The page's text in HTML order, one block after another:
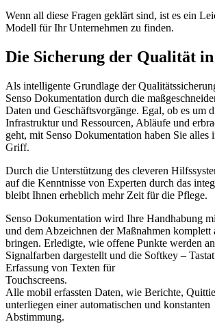
Wenn all diese Fragen geklärt sind, ist es ein
Modell für Ihr Unternehmen zu finden.
Die Sicherung der Qualität
Als intelligente Grundlage der
Senso Dokumentation durch die
Daten und Geschäftsvorgänge. Egal, ob es um
Infrastruktur und Ressourcen, Abläufe und
geht, mit Senso Dokumentation haben Sie
Griff.
Durch die Unterstützung des cleveren
auf die Kenntnisse von Experten durch das
bleibt Ihnen erheblich mehr Zeit für die Pflege.
Senso Dokumentation wird Ihre Handhabung
und dem Abzeichnen der Maßnahmen komplett
bringen. Erledigte, wie offene Punkte werden
Signalfarben dargestellt und die Softkey –
Erfassung von Texten für
Alle mobil erfassten Daten, wie Berichte,
unterliegen einer automatischen und konstanten
Abstimmung.